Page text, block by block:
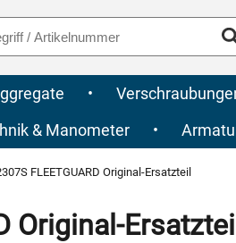
•
& Manometer •
FLEETGUARD Original-Ersatzteil
Original-Ersatzteil